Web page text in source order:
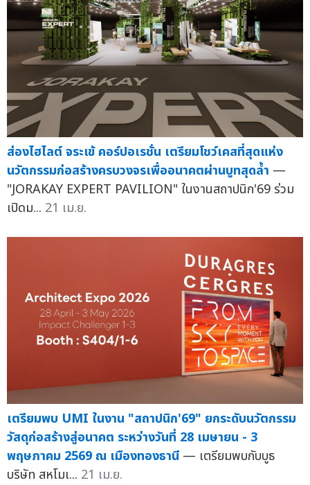
ส่องไฮไลต์ จระเข้ คอร์ปอเรชั่น เตรียมโชว์เคสที่สุดแห่ง
นวัตกรรมก่อสร้างครบวงจรเพื่ออนาคตผ่านบูทสุดล้ำ —
"JORAKAY EXPERT PAVILION" ในงานสถาปนิก'69 ร่วม
เปิดม... 21 เม.ย.
เตรียมพบ UMI ในงาน "สถาปนิก'69" ยกระดับนวัตกรรม
วัสดุก่อสร้างสู่อนาคต ระหว่างวันที่ 28 เมษายน - 3
พฤษภาคม 2569 ณ เมืองทองธานี — เตรียมพบกับบูธ
บริษัท สหโมเ... 21 เม.ย.